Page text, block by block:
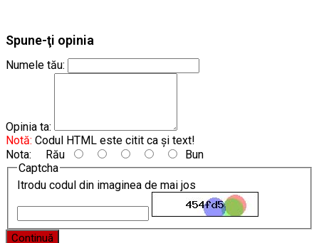
Spune-ţi opinia
Numele tău:
Opinia ta:
Notă: Codul HTML este citit ca şi text!
Nota: Rău
Bun
Captcha
Itrodu codul din imaginea de mai jos
Continuă